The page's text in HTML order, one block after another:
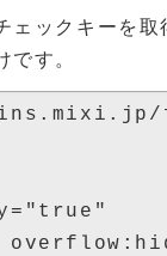
ェックキーを
です。